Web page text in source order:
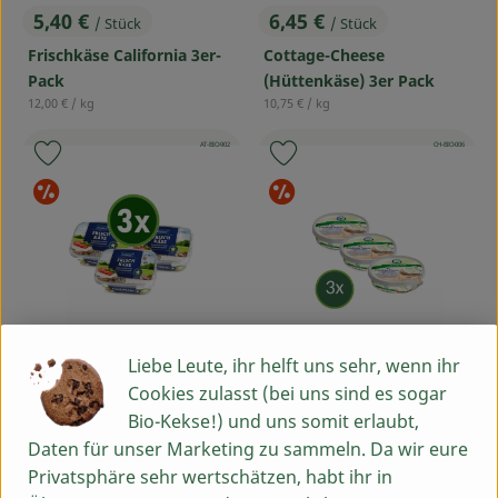
, Preis:
5,40 € / Stück
Frischkäse California 3er-
Pack
, Referenzpreis:
12,00 € / kg
, Preis:
6,45 € / Stück
Cottage-Cheese
(Hüttenkäse) 3er Pack
, Referenzpreis:
10,75 € / kg
, Preis:
5,40 € / Stück
Frischkäse natur 3er Pack
, Referenzpreis:
10,29 €/ 1kg
Produkt zum Warenkorb
, Kontrollstelle:
AT-BIO-902
Sonderangebote
Produkt zu Favouriten hinzufügen
, Preis:
7,55 €/ Stück
Frischkäse natur 3er-Pack
lakt.frei
, Kontrollstelle:
CH-BIO-006
Liebe Leute, ihr helft uns sehr, wenn ihr
Cookies zulasst (bei uns sind es sogar
Bio-Kekse!) und uns somit erlaubt,
Daten für unser Marketing zu sammeln. Da wir eure
Privatsphäre sehr wertschätzen, habt ihr in